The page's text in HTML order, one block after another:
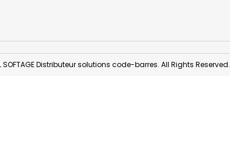
Distributeur solutions code-barres. All Rights Reserved.